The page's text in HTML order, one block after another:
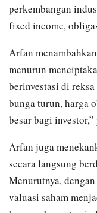
perkembangan
fixed income,
Arfan
menurun
berinvestasi di
bunga turun, harga
besar bagi investor,”
Arfan juga
secara langsung
Menurutnya,
valuasi saham